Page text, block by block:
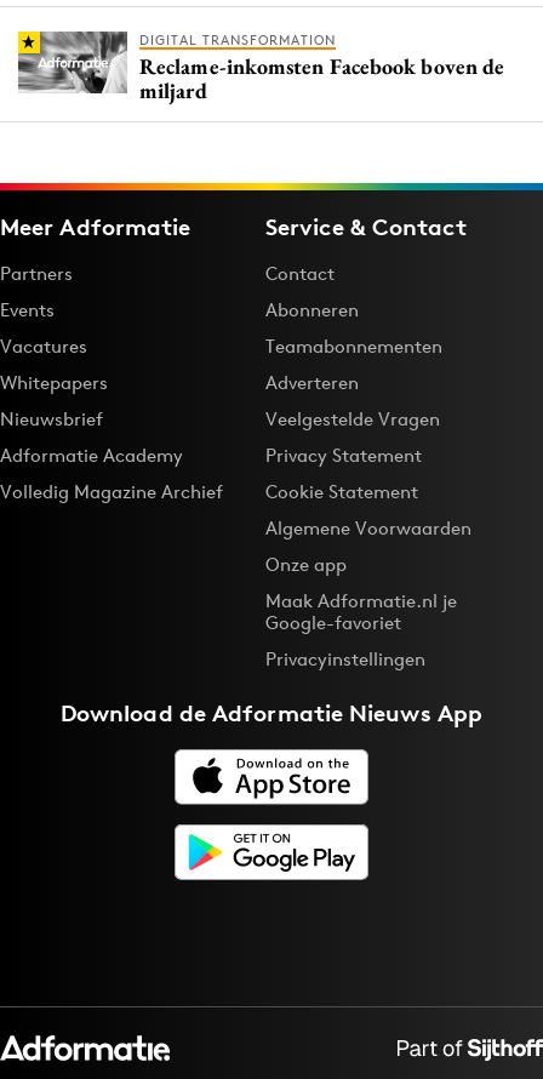
DIGITAL TRANSFORMATION
Reclame-inkomsten Facebook boven de
miljard
Meer Adformatie
Partners
Events
Vacatures
Whitepapers
Nieuwsbrief
Adformatie Academy
Volledig Magazine Archief
Service & Contact
Contact
Abonneren
Teamabonnementen
Adverteren
Veelgestelde Vragen
Privacy Statement
Cookie Statement
Algemene Voorwaarden
Onze app
Maak Adformatie.nl je
Google-favoriet
Privacyinstellingen
Download deAdformatie Nieuws App